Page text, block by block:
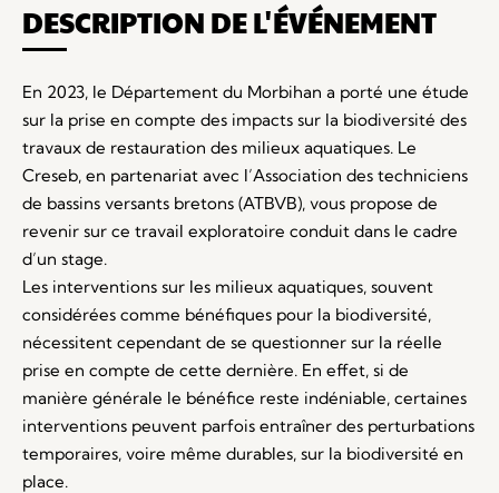
DESCRIPTION DE L'ÉVÉNEMENT
En 2023, le Département du Morbihan a porté une étude
sur la prise en compte des impacts sur la biodiversité des
travaux de restauration des milieux aquatiques. Le
Creseb, en partenariat avec l’Association des techniciens
de bassins versants bretons (ATBVB), vous propose de
revenir sur ce travail exploratoire conduit dans le cadre
d’un stage.
Les interventions sur les milieux aquatiques, souvent
considérées comme bénéfiques pour la biodiversité,
nécessitent cependant de se questionner sur la réelle
prise en compte de cette dernière. En effet, si de
manière générale le bénéfice reste indéniable, certaines
interventions peuvent parfois entraîner des perturbations
temporaires, voire même durables, sur la biodiversité en
place.